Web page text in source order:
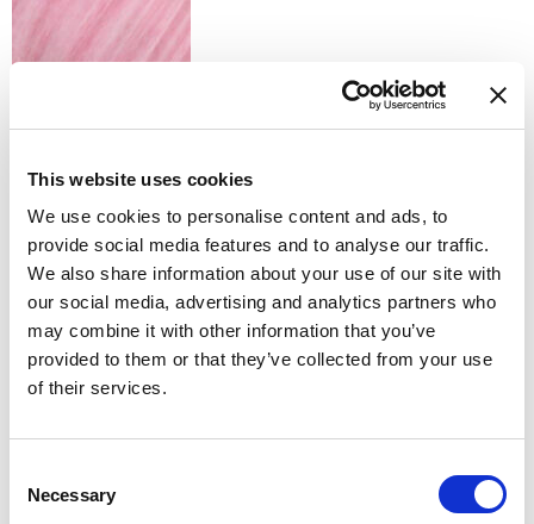
This website uses cookies
We use cookies to personalise content and ads, to
provide social media features and to analyse our traffic.
We also share information about your use of our site with
our social media, advertising and analytics partners who
may combine it with other information that you’ve
provided to them or that they’ve collected from your use
of their services.
Selection
Necessary
RS - WHISPERING ROSE
ST - TURQUOISE DREAM
VS - MERMAID'S GREEN
Доступные варианты отделки